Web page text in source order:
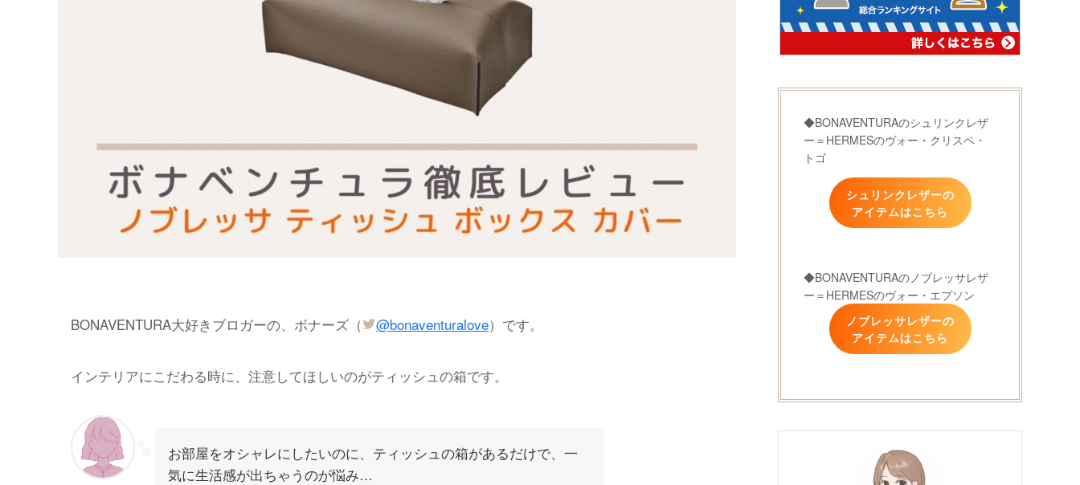
BONAVENTURA大好きブロガーの、ボナーズ（ @bonaventuralove）です。
インテリアにこだわる時に、注意してほしいのがティッシュの箱です。
お部屋をオシャレにしたいのに、ティッシュの箱があるだけで、一
気に生活感が出ちゃうのが悩み…
◆BONAVENTURAのシュリンクレザ
ー＝HERMESのヴォー・クリスペ・
トゴ
シュリンクレザーの
アイテムはこちら
◆BONAVENTURAのノブレッサレザ
ー＝HERMESのヴォー・エプソン
ノブレッサレザーの
アイテムはこちら